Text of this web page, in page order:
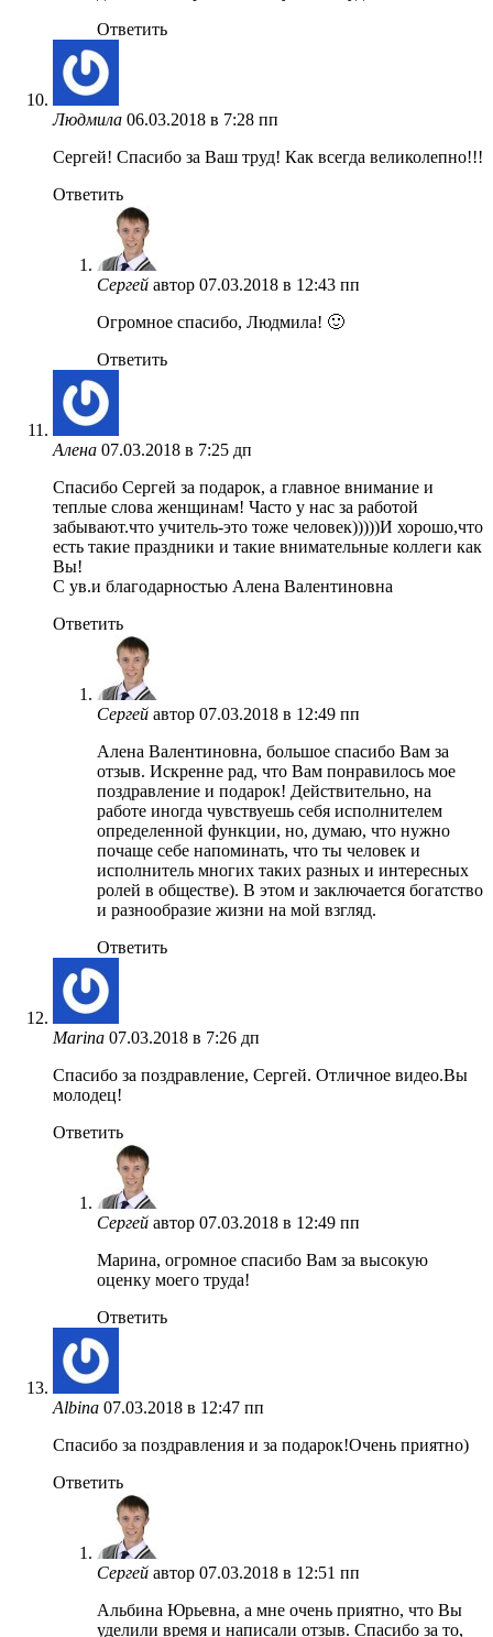
Ответить
Людмила 06.03.2018 в 7:28 пп
Сергей! Спасибо за Ваш труд! Как всегда великолепно!!!
Ответить
Сергей автор 07.03.2018 в 12:43 пп
Огромное спасибо, Людмила! 🙂
Ответить
Алена 07.03.2018 в 7:25 дп
Спасибо Сергей за подарок, а главное внимание и
теплые слова женщинам! Часто у нас за работой
забывают.что учитель-это тоже человек)))))И хорошо,что
есть такие праздники и такие внимательные коллеги как
Вы!
С ув.и благодарностью Алена Валентиновна
Ответить
Сергей автор 07.03.2018 в 12:49 пп
Алена Валентиновна, большое спасибо Вам за
отзыв. Искренне рад, что Вам понравилось мое
поздравление и подарок! Действительно, на
работе иногда чувствуешь себя исполнителем
определенной функции, но, думаю, что нужно
почаще себе напоминать, что ты человек и
исполнитель многих таких разных и интересных
ролей в обществе). В этом и заключается богатство
и разнообразие жизни на мой взгляд.
Ответить
Marina 07.03.2018 в 7:26 дп
Спасибо за поздравление, Сергей. Отличное видео.Вы
молодец!
Ответить
Сергей автор 07.03.2018 в 12:49 пп
Марина, огромное спасибо Вам за высокую
оценку моего труда!
Ответить
Albina 07.03.2018 в 12:47 пп
Спасибо за поздравления и за подарок!Очень приятно)
Ответить
Сергей автор 07.03.2018 в 12:51 пп
Альбина Юрьевна, а мне очень приятно, что Вы
уделили время и написали отзыв. Спасибо за то,